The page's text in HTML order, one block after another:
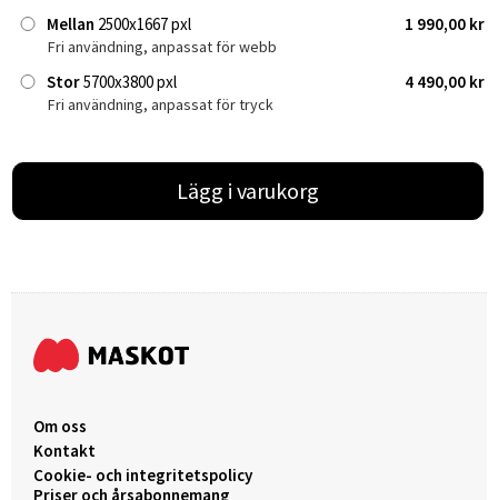
Mellan 2500x1667 pxl 1 990,00 kr
Fri användning, anpassat för webb
Stor5700x3800 pxl 4 490,00 kr
Fri användning, anpassat för tryck
Lägg i varukorg
Om oss
Kontakt
Cookie- och integritetspolicy
Priser och årsabonnemang